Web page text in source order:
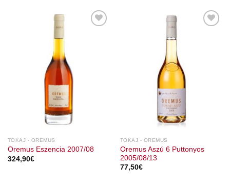
TOKAJ - OREMUS
Oremus Eszencia 2007/08
324,90€
TOKAJ - OREMUS
Oremus Aszú 6 Puttonyos
2005/08/13
77,50€